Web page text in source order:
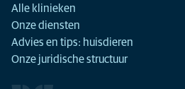
Alle klinieken
Onze diensten
Advies en tips: huisdieren
Onze juridische structuur